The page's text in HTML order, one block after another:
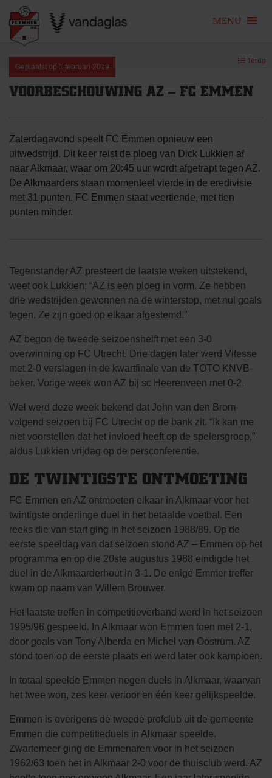
content
MENU
Geplaatst op 1 februari 2019
Terug
VOORBESCHOUWING AZ – FC EMMEN
Zaterdagavond speelt FC Emmen opnieuw een
uitwedstrijd. Dit keer reist de ploeg van Dick Lukkien af
naar Alkmaar, waar om 20:45 uur wordt afgetrapt tegen AZ.
De Alkmaarders staan momenteel vierde in de eredivisie
met 31 punten. FC Emmen staat veertiende, met tien
punten minder.
Tegenstander AZ presteert de laatste weken uitstekend,
weet ook Lukkien: “AZ is een ploeg in vorm. Ze hebben
drie wedstrijden gewonnen na de winterstop, met nul goals
tegen. Ze zijn goed op elkaar afgestemd.”
AZ begon de tweede seizoenshelft met een 3-0
overwinning op FC Utrecht. Drie dagen later werd Vitesse
met 2-0 verslagen in de kwartfinale van de TOTO KNVB-
beker. Vorige week won AZ bij sc Heerenveen met 0-2.
Wel werd deze week bekend dat John van den Brom
volgend seizoen bij FC Utrecht op de bank zit. “Ik kan me
niet voorstellen dat het invloed heeft op de spelersgroep,”
aldus Lukkien vrijdag op de persconferentie.
DE TWINTIGSTE ONTMOETING
FC Emmen en AZ ontmoeten elkaar in Alkmaar voor het
twintigste onderlinge duel in het betaalde voetbal. Een
reeks die van start ging in het seizoen 1988/89. Op de
eerste speeldag van dat seizoen stond AZ – Emmen op het
programma en op die 20ste augustus 1988 eindigde het
duel in de Alkmaarderhout in 3-1. De enige Emmer treffer
kwam op naam van Willem Brouwer.
Het laatste treffen in competitieverband werd in het seizoen
1995/96 gespeeld. In Alkmaar won Emmen toen met 2-1,
door goals van Tony Alberda en Michel van Oostrum. AZ
stond toen op de eerste plaats en werd later ook kampioen.
In totaal speelde Emmen negen duels in Alkmaar, waarvan
het twee won, zes keer verloor en één keer gelijkspeelde.
Emmen is overigens de tweede profclub uit de gemeente
Emmen die competitieduels in Alkmaar speelde.
Zwartemeer ging de Emmenaren voor in het seizoen
1962/63 toen het in Alkmaar 2-0 voor de thuisclub werd. AZ